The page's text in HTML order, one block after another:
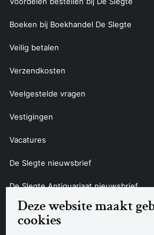
Deze website maakt
cookies
Boeken bij Boekhandel De Slegte
Veilig betalen
Verzendkosten
Veelgestelde vragen
Vestigingen
Vacatures
De Slegte nieuwsbrief
De Slegte Antiquariaat nieuwsbrief
Contact